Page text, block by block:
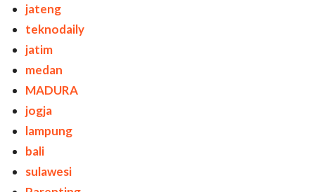
jateng
teknodaily
jatim
medan
MADURA
jogja
lampung
bali
sulawesi